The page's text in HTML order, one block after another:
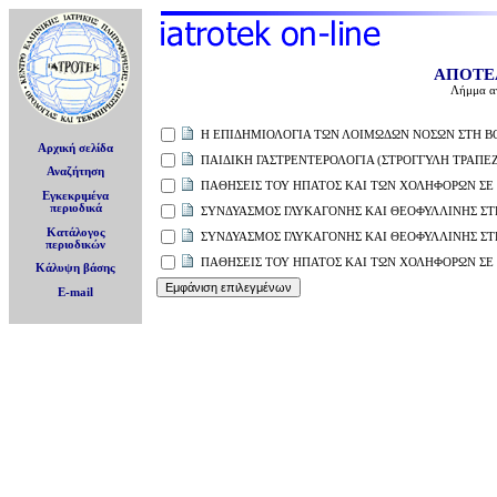
Αρχική σελίδα
Αναζήτηση
Εγκεκριμένα
περιοδικά
Κατάλογος
περιοδικών
Κάλυψη βάσης
E-mail
Λήμμα
Η ΕΠΙΔΗΜΙΟΛΟΓΙΑ ΤΩΝ ΛΟΙΜΩΔΩΝ ΝΟΣΩΝ ΣΤΗ
ΠΑΙΔΙΚΗ ΓΑΣΤΡΕΝΤΕΡΟΛΟΓΙΑ (ΣΤΡΟΓΓΥΛΗ
ΠΑΘΗΣΕΙΣ ΤΟΥ ΗΠΑΤΟΣ ΚΑΙ ΤΩΝ ΧΟΛΗΦΟΡΩΝ ΣΕ
ΣΥΝΔΥΑΣΜΟΣ ΓΛΥΚΑΓΟΝΗΣ ΚΑΙ ΘΕΟΦΥΛΛΙΝΗΣ
ΣΥΝΔΥΑΣΜΟΣ ΓΛΥΚΑΓΟΝΗΣ ΚΑΙ ΘΕΟΦΥΛΛΙΝΗΣ
ΠΑΘΗΣΕΙΣ ΤΟΥ ΗΠΑΤΟΣ ΚΑΙ ΤΩΝ ΧΟΛΗΦΟΡΩΝ ΣΕ